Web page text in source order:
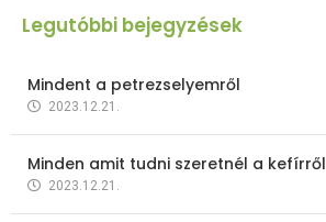
Legutóbbi bejegyzések
Mindent a petrezselyemről
2023.12.21.
Minden amit tudni szeretnél a kefírről
2023.12.21.